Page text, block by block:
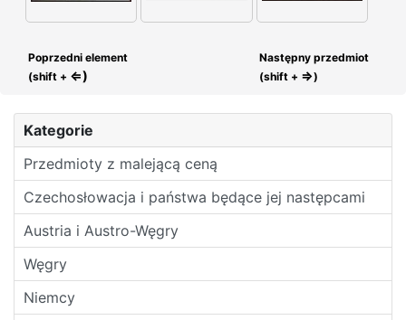
Kategorie
Przedmioty z malejącą ceną
Czechosłowacja i państwa będące jej następcami
Austria i Austro-Węgry
Węgry
Niemcy
Poprzedni element
(shift + ⇐)
Następny przedmiot
(shift + ⇒)